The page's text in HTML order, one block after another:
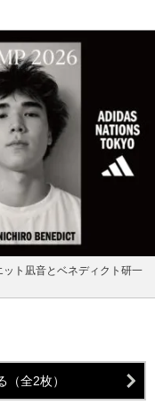
ト凪音とベネディクト研一
（全2枚）